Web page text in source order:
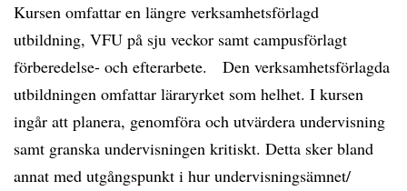
Kursen omfattar en längre verksamhetsförlagd
utbildning, VFU på sju veckor samt campusförlagt
förberedelse- och efterarbete. Den verksamhetsförlagda
utbildningen omfattar läraryrket som helhet. I kursen
ingår att planera, genomföra och utvärdera undervisning
samt granska undervisningen kritiskt. Detta sker bland
annat med utgångspunkt i hur undervisningsämnet/